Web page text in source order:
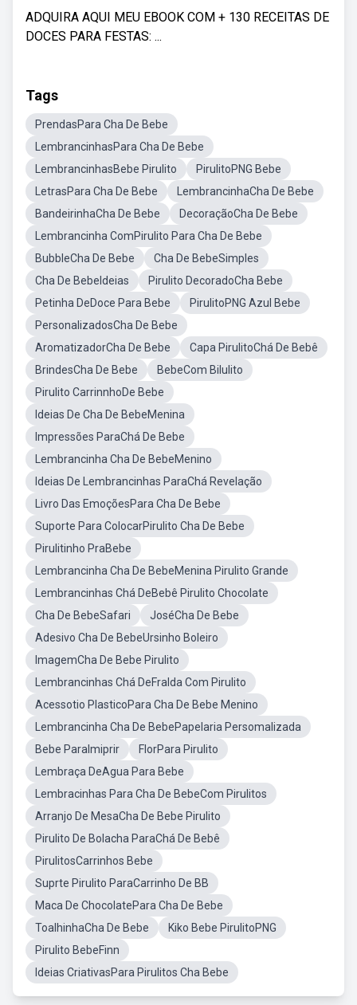
ADQUIRA AQUI MEU EBOOK COM + 130 RECEITAS DE
DOCES PARA FESTAS: ...
Tags
PrendasPara Cha De Bebe
LembrancinhasPara Cha De Bebe
LembrancinhasBebe Pirulito
PirulitoPNG Bebe
LetrasPara Cha De Bebe
LembrancinhaCha De Bebe
BandeirinhaCha De Bebe
DecoraçãoCha De Bebe
Lembrancinha ComPirulito Para Cha De Bebe
BubbleCha De Bebe
Cha De BebeSimples
Cha De BebeIdeias
Pirulito DecoradoCha Bebe
Petinha DeDoce Para Bebe
PirulitoPNG Azul Bebe
PersonalizadosCha De Bebe
AromatizadorCha De Bebe
Capa PirulitoChá De Bebê
BrindesCha De Bebe
BebeCom Bilulito
Pirulito CarrinnhoDe Bebe
Ideias De Cha De BebeMenina
Impressões ParaChá De Bebe
Lembrancinha Cha De BebeMenino
Ideias De Lembrancinhas ParaChá Revelação
Livro Das EmoçõesPara Cha De Bebe
Suporte Para ColocarPirulito Cha De Bebe
Pirulitinho PraBebe
Lembrancinha Cha De BebeMenina Pirulito Grande
Lembrancinhas Chá DeBebê Pirulito Chocolate
Cha De BebeSafari
JoséCha De Bebe
Adesivo Cha De BebeUrsinho Boleiro
ImagemCha De Bebe Pirulito
Lembrancinhas Chá DeFralda Com Pirulito
Acessotio PlasticoPara Cha De Bebe Menino
Lembrancinha Cha De BebePapelaria Persomalizada
Bebe ParaImiprir
FlorPara Pirulito
Lembraça DeAgua Para Bebe
Lembracinhas Para Cha De BebeCom Pirulitos
Arranjo De MesaCha De Bebe Pirulito
Pirulito De Bolacha ParaChá De Bebê
PirulitosCarrinhos Bebe
Suprte Pirulito ParaCarrinho De BB
Maca De ChocolatePara Cha De Bebe
ToalhinhaCha De Bebe
Kiko Bebe PirulitoPNG
Pirulito BebeFinn
Ideias CriativasPara Pirulitos Cha Bebe